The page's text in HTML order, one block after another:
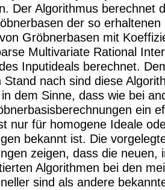
Der Algorithmus berechnet
der so erhaltenen
Gröbnerbasen mit
Multivariate Rational
Inputideals berechnet.
Stand nach sind diese
dem Sinne, dass wie bei
ein
nur für homogene Ideale
bekannt ist. Die
zeigen, dass die neuen,
Algorithmen bei den
sind als andere